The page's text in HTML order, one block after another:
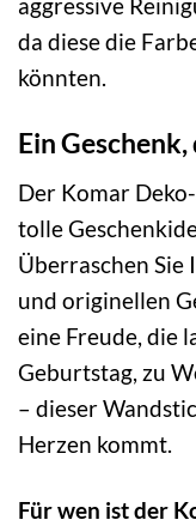
aggressive
da diese die
könnten.
Ein
Der Komar
tolle
Überraschen Sie
und originellen
eine Freude, die
Geburtstag, zu
– dieser
Herzen kommt.
Für wen ist der